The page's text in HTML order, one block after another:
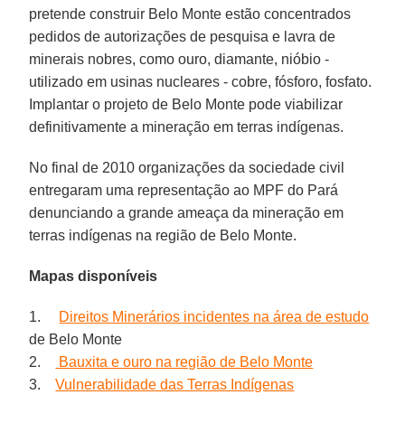
pretende construir Belo Monte estão concentrados
pedidos de autorizações de pesquisa e lavra de
minerais nobres, como ouro, diamante, nióbio -
utilizado em usinas nucleares - cobre, fósforo, fosfato.
Implantar o projeto de Belo Monte pode viabilizar
definitivamente a mineração em terras indígenas.
No final de 2010 organizações da sociedade civil
entregaram uma representação ao MPF do Pará
denunciando a grande ameaça da mineração em
terras indígenas na região de Belo Monte.
Mapas disponíveis
1. Direitos Minerários incidentes na área de estudo
de Belo Monte
2.
Bauxita e ouro na região de Belo Monte
3.Vulnerabilidade das Terras Indígenas